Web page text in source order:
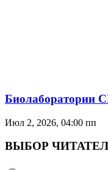
Биолаборатории
Июл 2, 2026, 04:00 пп
ВЫБОР